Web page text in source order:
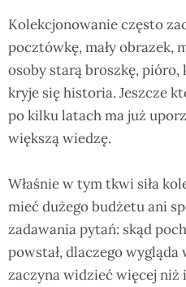
Kolekcjonowanie często
pocztówkę, mały obrazek,
osoby starą broszkę,
kryje się historia. Jeszcze
po kilku latach ma już
większą wiedzę.
Właśnie w tym tkwi siła
mieć dużego budżetu ani
zadawania pytań: skąd
powstał, dlaczego
zaczyna widzieć więcej niż